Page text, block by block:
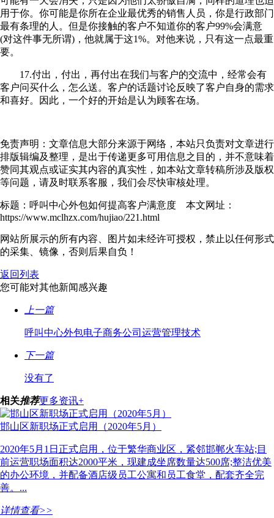
用于你。你可能是你所在企业最优秀的销售人员，你是行政部门
最有条理的人。但是你接触的客户不知道你的客户99%会满意
(对这件事无所谓)，他就属于这1%。对他来说，只有这一点最重
要。
17.付出，付出，再付出在我们与客户的交流中，经常会有
客户问买什么，怎么送。客户的话题讨论反映了客户自身的需求
和喜好。因此，一个好的开始是认为顾客在场。
免责声明：文章信息大部分来源于网络，本站只负责对文章进行
排版辑编及整理，是出于传递更多可用信息之目的，并不意味着
赞同其观点或证实其内容的真实性，如本站文章转稿所涉及版权
等问题，请及时联系客服，我们会尽快审核处理。
标题：呼叫中心外包如何提高客户满意度 本文网址：
https://www.mclhzx.com/hujiao/221.html
网站所展示的所有内容、图片如未经许可授权，禁止以任何形式
的采集、镜像，否则后果自负！
返回列表
您可能对其他新闻感兴趣
上一篇
呼叫中心外包电子商务公司运营管理技术
下一篇
没有了
相关推荐更多资讯+
邯山区新职场正式启用（2020年5月）
2020年5月1日正式启用，位于繁华商业区，紧邻邯郸火车站;目
前运营职场面积达2000平米，现建成坐席数量达500席;整洁优美
的办公环境，并配备酒店级员工公寓和员工食堂，配套齐全完
善。...
详情查看>>